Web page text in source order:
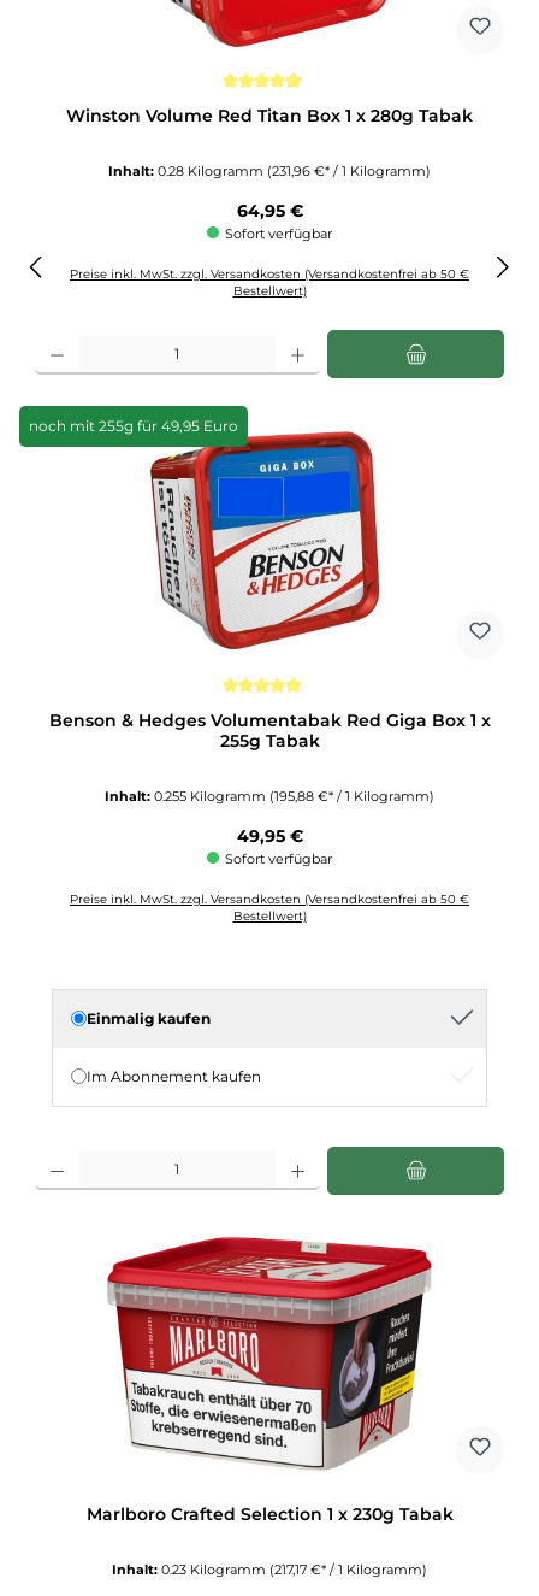
Winston Volume Red Titan Box 1 x 280g Tabak
Inhalt: 0.28 Kilogramm (231,96 €* / 1 Kilogramm)
Regulärer Preis:
64,95 €
Sofort verfügbar
Preise inkl. MwSt. zzgl. Versandkosten (Versandkostenfrei ab 50 €
Bestellwert)
Produkt Anzahl: Gib den gewünschten Wert ein oder benutze die Schaltflächen
noch mit 255g für 49,95 Euro
Benson & Hedges Volumentabak Red Giga Box 1 x
255g Tabak
Inhalt: 0.255 Kilogramm (195,88 €* / 1 Kilogramm)
Regulärer Preis:
49,95 €
Sofort verfügbar
Preise inkl. MwSt. zzgl. Versandkosten (Versandkostenfrei ab 50 €
Bestellwert)
Einmalig kaufen
Im Abonnement kaufen
Marlboro Crafted Selection 1 x 230g Tabak
Inhalt: 0.23 Kilogramm (217,17 €* / 1 Kilogramm)